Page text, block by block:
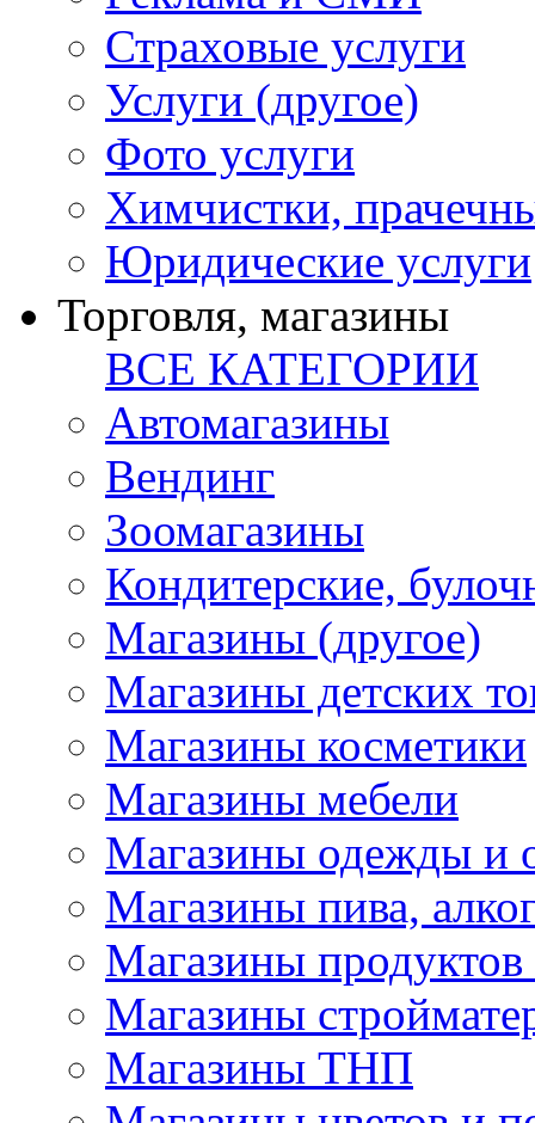
Страховые услуги
Услуги (другое)
Фото услуги
Химчистки,
Юридические услуги
Торговля, магазины
ВСЕ КАТЕГОРИИ
Автомагазины
Вендинг
Зоомагазины
Кондитерские,
Магазины (другое)
Магазины детских
Магазины косметики
Магазины мебели
Магазины одежды и
Магазины пива,
Магазины продуктов
Магазины
Магазины ТНП